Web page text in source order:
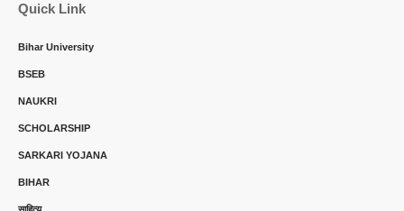
Quick Link
Bihar University
BSEB
NAUKRI
SCHOLARSHIP
SARKARI YOJANA
BIHAR